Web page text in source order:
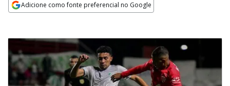
Adicione como fonte preferencial no Google